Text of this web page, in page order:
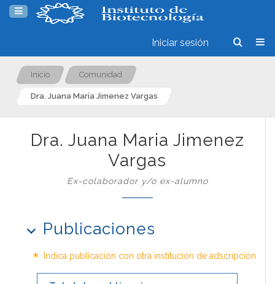
Iniciar sesión
Inicio Comunidad
Dra. Juana Maria Jimenez Vargas
Dra. Juana Maria Jimenez
Vargas
Ex-colaborador y/o ex-alumno
Publicaciones
* Indica publicación con otra institución de adscripción